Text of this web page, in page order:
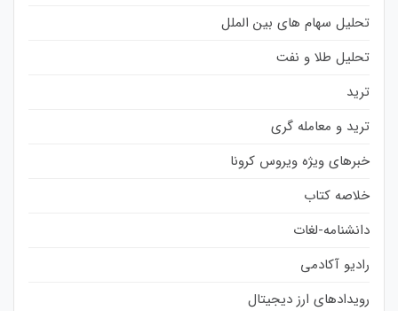
تحلیل سهام های بین الملل
تحلیل طلا و نفت
ترید
ترید و معامله گری
خبرهای ویژه ویروس کرونا
خلاصه کتاب
دانشنامه-لغات
رادیو آکادمی
رویدادهای ارز دیجیتال